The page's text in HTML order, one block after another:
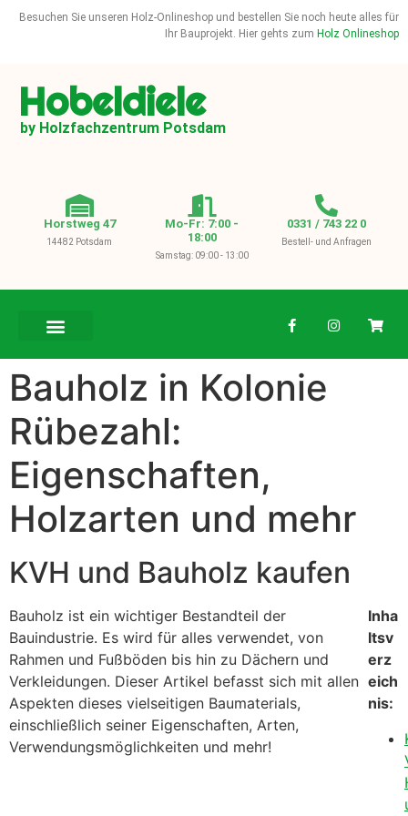
Besuchen Sie unseren Holz-Onlineshop und bestellen Sie noch heute alles für
Ihr Bauprojekt. Hier gehts zum Holz Onlineshop
Hobeldiele
by Holzfachzentrum Potsdam
Horstweg 47
14482 Potsdam
Mo-Fr: 7:00 -
18:00
Samstag: 09:00 - 13:00
0331 / 743 22 0
Bestell- und Anfragen
Bauholz in Kolonie
Rübezahl:
Eigenschaften,
Holzarten und mehr
KVH und Bauholz kaufen
Bauholz ist ein wichtiger Bestandteil der
Bauindustrie. Es wird für alles verwendet, von
Rahmen und Fußböden bis hin zu Dächern und
Verkleidungen. Dieser Artikel befasst sich mit allen
Aspekten dieses vielseitigen Baumaterials,
einschließlich seiner Eigenschaften, Arten,
Verwendungsmöglichkeiten und mehr!
Inha
ltsv
erz
eich
nis: